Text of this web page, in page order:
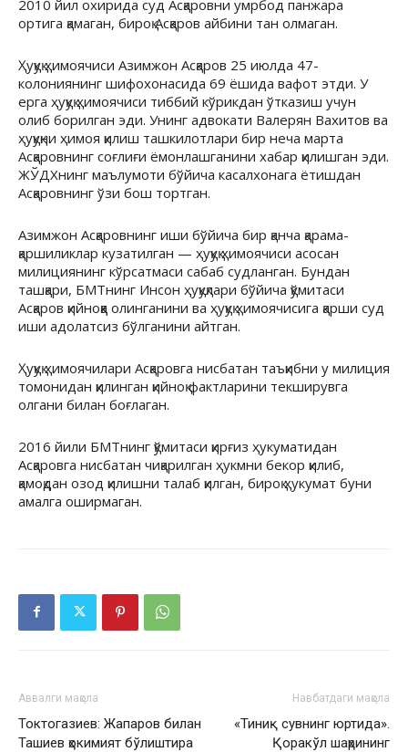
2010 йил охирида суд Асқаровни умрбод панжара
ортига қамаган, бироқ Асқаров айбини тан олмаган.
Ҳуқуқ ҳимоячиси Азимжон Асқаров 25 июлда 47-
колониянинг шифохонасида 69 ёшида вафот этди. У
ерга ҳуқуқ ҳимоячиси тиббий кўрикдан ўтказиш учун
олиб борилган эди. Унинг адвокати Валерян Вахитов ва
ҳуқуқни ҳимоя қилиш ташкилотлари бир неча марта
Асқаровнинг соғлиғи ёмонлашганини хабар қилишган эди.
ЖЎДХнинг маълумоти бўйича касалхонага ётишдан
Асқаровнинг ўзи бош тортган.
Азимжон Асқаровнинг иши бўйича бир қанча қарама-
қаршиликлар кузатилган — ҳуқуқ ҳимоячиси асосан
милициянинг кўрсатмаси сабаб судланган. Бундан
ташқари, БМТнинг Инсон ҳуқуқлари бўйича қўмитаси
Асқаров қийноққа олинганини ва ҳуқуқ ҳимоячисига қарши суд
иши адолатсиз бўлганини айтган.
Ҳуқуқ ҳимоячилари Асқаровга нисбатан таъқибни у милиция
томонидан қилинган қийноқ фактларини текширувга
олгани билан боғлаган.
2016 йили БМТнинг қўмитаси қирғиз ҳукуматидан
Асқаровга нисбатан чиқарилган ҳукмни бекор қилиб,
қамоқдан озод қилишни талаб қилган, бироқ ҳукумат буни
амалга оширмаган.
Аввалги мақола
Токтогазиев: Жапаров билан
Ташиев ҳокимият бўлиштира
Навбатдаги мақола
«Тиниқ сувнинг юртида».
Қоракўл шаҳрининг